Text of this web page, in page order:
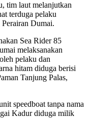
tim laut melanjutkan
terduga pelaku
Dumai.
Sea Rider 85
melaksanakan
pelaku dan
hitam diduga berisi
Tanjung Palas,
speedboat tanpa nama
Kadur diduga milik